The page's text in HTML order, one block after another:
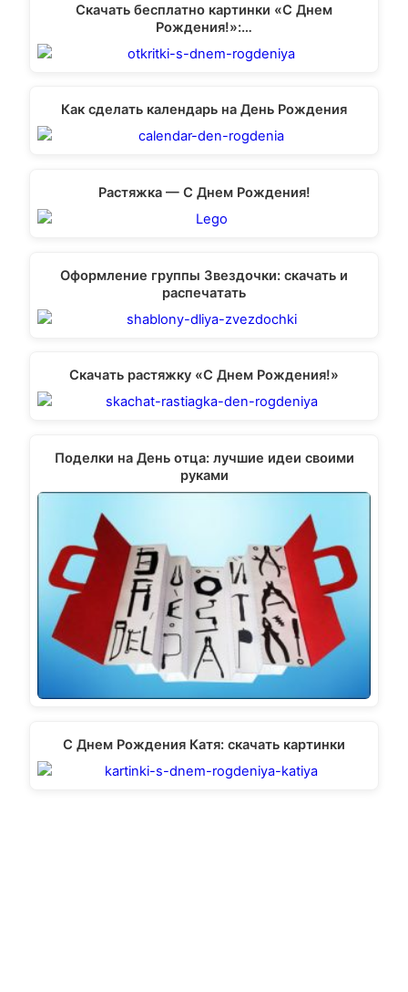
Скачать бесплатно картинки «С Днем
Рождения!»:…
Как сделать календарь на День Рождения
Растяжка — С Днем Рождения!
Оформление группы Звездочки: скачать и
распечатать
Скачать растяжку «С Днем Рождения!»
Поделки на День отца: лучшие идеи своими
руками
С Днем Рождения Катя: скачать картинки